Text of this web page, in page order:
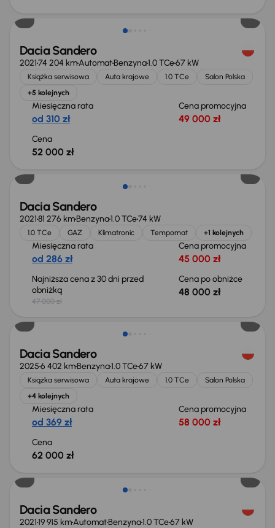
Dacia Sandero
202174 204 kmAutomatBenzyna1.0 TCe67 kW
Książka serwisowa Auta krajowe 1.0 TCe
Salon Polska
+5 kolejnych
Miesięczna rata
od 310 zł
Cena promocyjna
49 000 zł
Cena
52 000 zł
Świeżo skupione
Dacia Sandero
202181 276 kmBenzyna1.0 TCe74 kW
1.0 TCe GAZ Klimatronic Tempomat +1 kolejnych
Miesięczna rata
od 286 zł
Cena promocyjna
45 000 zł
Najniższa cena z 30 dni przed
obniżką
47 000 zł
Cena po obniżce
48 000 zł
Od nowego taniej o 10 900 zł
Dacia Sandero
20256 402 kmBenzyna1.0 TCe67 kW
Książka serwisowa Auta krajowe 1.0 TCe
Salon Polska
+4 kolejnych
Miesięczna rata
od 369 zł
Cena promocyjna
58 000 zł
Cena
62 000 zł
Świeżo skupione
Dacia Sandero
202119 915 kmAutomatBenzyna1.0 TCe67 kW